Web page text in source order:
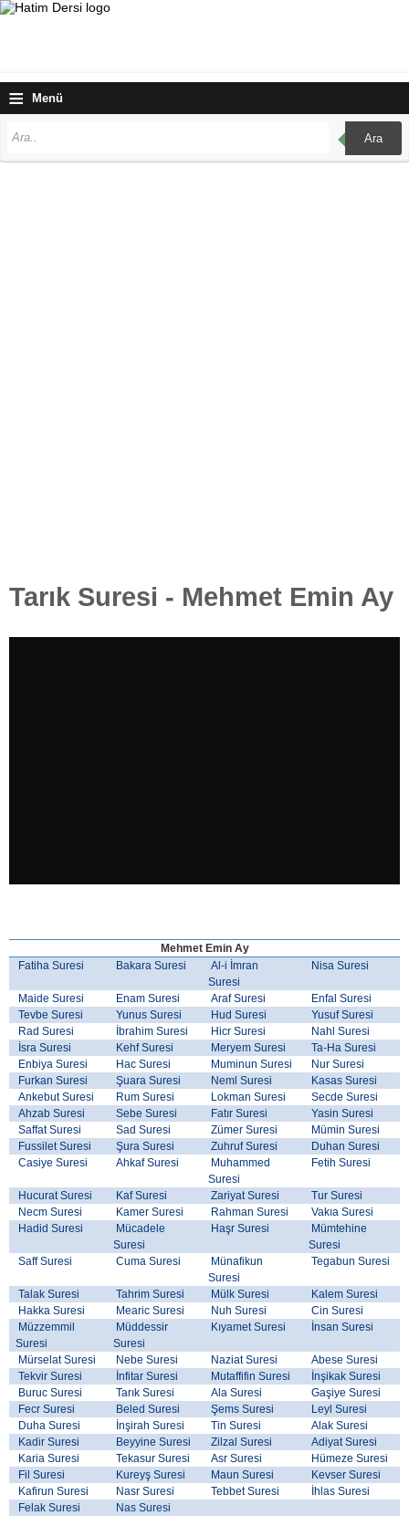
≡ Menü
Ara
Tarık Suresi - Mehmet Emin Ay
Mehmet Emin Ay
Fatiha Suresi
Bakara Suresi
Al-i İmran
Suresi
Nisa Suresi
Maide Suresi Enam Suresi Araf Suresi
Enfal Suresi
Tevbe Suresi
Yunus Suresi Hud Suresi
Yusuf Suresi
Rad Suresi
İbrahim Suresi Hicr Suresi
Nahl Suresi
İsra Suresi
Kehf Suresi Meryem Suresi
Ta-Ha Suresi
Enbiya Suresi
Hac Suresi Muminun Suresi
Nur Suresi
Furkan Suresi
Şuara Suresi Neml Suresi
Kasas Suresi
Ankebut Suresi
Rum Suresi Lokman Suresi
Secde Suresi
Ahzab Suresi
Sebe Suresi Fatır Suresi
Yasin Suresi
Saffat Suresi
Sad Suresi Zümer Suresi
Mümin Suresi
Fussilet Suresi
Şura Suresi Zuhruf Suresi
Duhan Suresi
Casiye Suresi
Ahkaf Suresi
Muhammed
Suresi
Fetih Suresi
Hucurat Suresi Kaf Suresi Zariyat Suresi
Tur Suresi
Necm Suresi
Kamer Suresi Rahman Suresi
Vakıa Suresi
Hadid Suresi
Mücadele
Suresi
Haşr Suresi
Mümtehine
Suresi
Saff Suresi
Cuma Suresi
Münafikun
Suresi
Tegabun Suresi
Talak Suresi Tahrim Suresi Mülk Suresi
Kalem Suresi
Hakka Suresi
Mearic Suresi Nuh Suresi
Cin Suresi
Müzzemmil
Suresi
Müddessir
Suresi
Kıyamet Suresi İnsan Suresi
Mürselat Suresi Nebe Suresi Naziat Suresi
Abese Suresi
Tekvir Suresi
İnfitar Suresi Mutaffifin Suresi
İnşikak Suresi
Buruc Suresi
Tarık Suresi Ala Suresi
Gaşiye Suresi
Fecr Suresi
Beled Suresi Şems Suresi
Leyl Suresi
Duha Suresi
İnşirah Suresi Tin Suresi
Alak Suresi
Kadir Suresi
Beyyine Suresi Zilzal Suresi
Adiyat Suresi
Karia Suresi
Tekasur Suresi Asr Suresi
Hümeze Suresi
Fil Suresi
Kureyş Suresi Maun Suresi
Kevser Suresi
Kafirun Suresi
Nasr Suresi Tebbet Suresi
İhlas Suresi
Felak Suresi
Nas Suresi